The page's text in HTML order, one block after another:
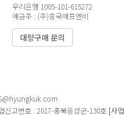
우리은행 1005-101-615272
예금주 : (주)흥국에프엔비
대량구매 문의
고번호 : 2017-충북음성군-130호 [사업